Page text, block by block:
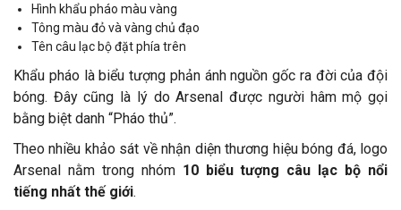
Hình khẩu pháo màu vàng
Tông màu đỏ và vàng chủ đạo
Tên câu lạc bộ đặt phía trên
Khẩu pháo là biểu tượng phản ánh nguồn gốc ra đời của đội
bóng. Đây cũng là lý do Arsenal được người hâm mộ gọi
bằng biệt danh “Pháo thủ”.
Theo nhiều khảo sát về nhận diện thương hiệu bóng đá, logo
Arsenal nằm trong nhóm 10 biểu tượng câu lạc bộ nổi
tiếng nhất thế giới.